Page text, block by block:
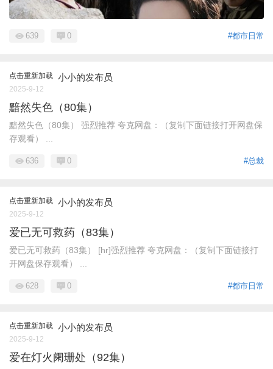
#都市日常
639 0
点击重新加载 小小的发布员
2025-9-12
黯然失色（80集）
黯然失色（80集） 强烈推荐 夸克网盘：（复制下面链接打开网盘保
存观看） ...
#总裁
636 0
点击重新加载 小小的发布员
2025-9-12
爱已无可救药（83集）
爱已无可救药（83集） [hr]强烈推荐 夸克网盘：（复制下面链接打
开网盘保存观看） ...
#都市日常
628 0
点击重新加载 小小的发布员
2025-9-12
爱在灯火阑珊处（92集）